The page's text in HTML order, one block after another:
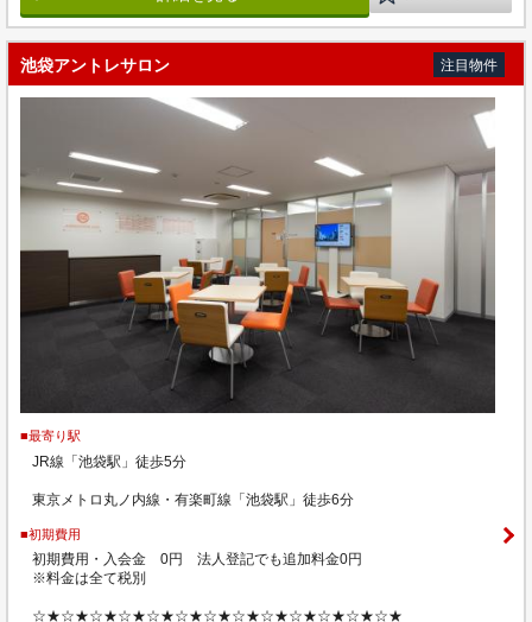
池袋アントレサロン 注目物件
■最寄り駅
JR線「池袋駅」徒歩5分
東京メトロ丸ノ内線・有楽町線「池袋駅」徒歩6分
■初期費用
初期費用・入会金 0円 法人登記でも追加料金0円
※料金は全て税別
☆★☆★☆★☆★☆★☆★☆★☆★☆★☆★☆★☆★☆★